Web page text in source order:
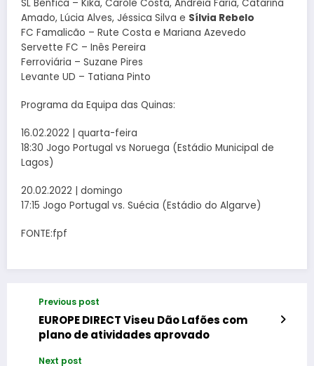
SL Benfica – Kika, Carole Costa, Andreia Faria, Catarina
Amado, Lúcia Alves, Jéssica Silva e Sílvia Rebelo
FC Famalicão – Rute Costa e Mariana Azevedo
Servette FC – Inês Pereira
Ferroviária – Suzane Pires
Levante UD – Tatiana Pinto
Programa da Equipa das Quinas:
16.02.2022 | quarta-feira
18:30 Jogo Portugal vs Noruega (Estádio Municipal de
Lagos)
20.02.2022 | domingo
17:15 Jogo Portugal vs. Suécia (Estádio do Algarve)
FONTE:fpf
Previous post
EUROPE DIRECT Viseu Dão Lafões com
plano de atividades aprovado
Next post